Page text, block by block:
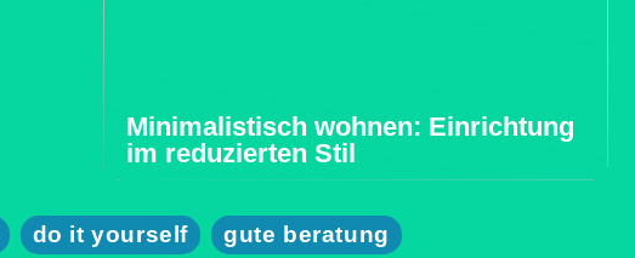
Minimalistisch wohnen: Einrichtung
im reduzierten Stil
do it yourself gute beratung